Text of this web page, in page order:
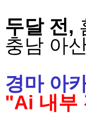
두달 전,
충남 아
경마 아
"Ai 내부